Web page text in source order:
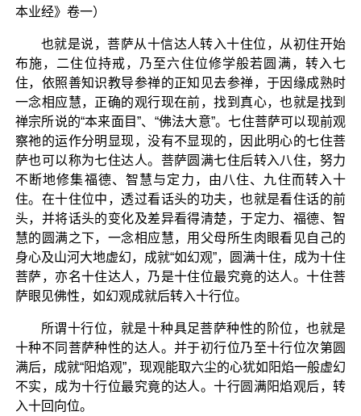
本业经》卷一）
也就是说，菩萨从十信达人转入十住位，从初住开始
布施，二住位持戒，乃至六住位修学般若圆满，转入七
住，依照善知识教导参禅的正知见去参禅，于因缘成熟时
一念相应慧，正确的观行现在前，找到真心，也就是找到
禅宗所说的“本来面目”、“佛法大意”。七住菩萨可以现前观
察祂的运作分明显现，没有不显现的，因此明心的七住菩
萨也可以称为七住达人。菩萨圆满七住后转入八住，努力
不断地修集福德、智慧与定力，由八住、九住而转入十
住。在十住位中，透过看话头的功夫，也就是看住话的前
头，并将话头的变化及差异看得清楚，于定力、福德、智
慧的圆满之下，一念相应慧，用父母所生肉眼看见自己的
身心及山河大地虚幻，成就“如幻观”，圆满十住，成为十住
菩萨，亦名十住达人，乃是十住位最究竟的达人。十住菩
萨眼见佛性，如幻观成就后转入十行位。
所谓十行位，就是十种具足菩萨种性的阶位，也就是
十种不同菩萨种性的达人。并于初行位乃至十行位次第圆
满后，成就“阳焰观”，现观能取六尘的心犹如阳焰一般虚幻
不实，成为十行位最究竟的达人。十行圆满阳焰观后，转
入十回向位。